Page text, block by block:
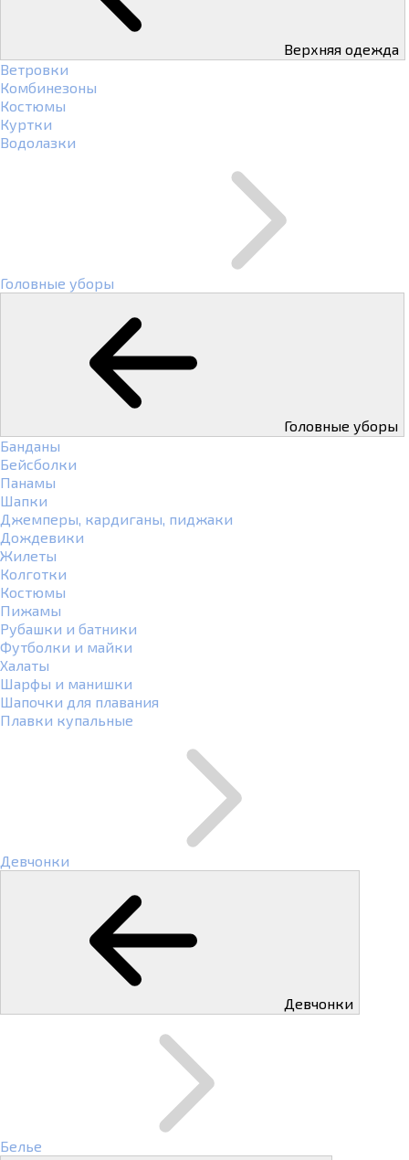
Верхняя одежда
Ветровки
Комбинезоны
Костюмы
Куртки
Водолазки
Головные уборы
Головные уборы
Банданы
Бейсболки
Панамы
Шапки
Джемперы, кардиганы, пиджаки
Дождевики
Жилеты
Колготки
Костюмы
Пижамы
Рубашки и батники
Футболки и майки
Халаты
Шарфы и манишки
Шапочки для плавания
Плавки купальные
Девчонки
Девчонки
Белье